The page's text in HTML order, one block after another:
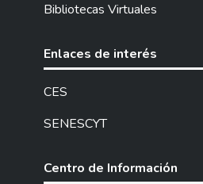
Bibliotecas Virtuales
Enlaces de interés
CES
SENESCYT
Centro de Información